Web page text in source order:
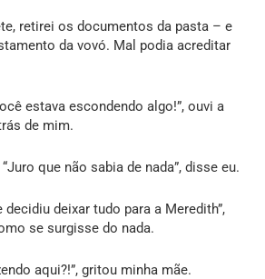
retirei os documentos da pasta – e
da vovó. Mal podia acreditar
estava escondendo algo!”, ouvi a
de mim.
que não sabia de nada”, disse eu.
decidiu deixar tudo para a Meredith”,
se surgisse do nada.
aqui?!”, gritou minha mãe.